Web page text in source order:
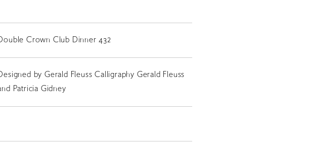
Crown Club Dinner 432
by Gerald Fleuss Calligraphy Gerald Fleuss
Patricia Gidney